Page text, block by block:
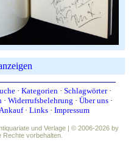
· Kategorien· Schlagwörter·
· Widerrufsbelehrung · Über uns·
· Links· Impressum
und Verlage | © 2006-2026 by
Rechte vorbehalten.